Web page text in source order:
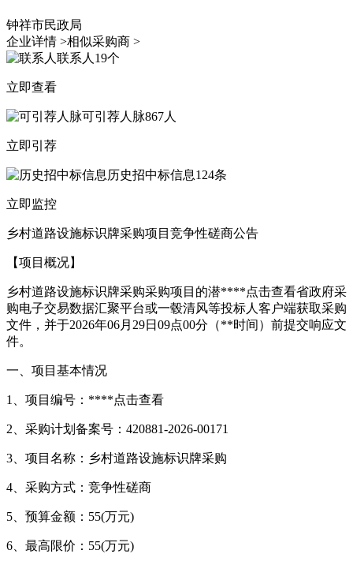
钟祥市民政局
企业详情 >相似采购商 >
联系人 19个
立即查看
可引荐人脉867人
立即引荐
历史招中标信息124条
立即监控
乡村道路设施标识牌采购项目竞争性磋商公告
【项目概况】
乡村道路设施标识牌采购采购项目的潜****点击查看省政府采
购电子交易数据汇聚平台或一毂清风等投标人客户端获取采购
文件，并于2026年06月29日09点00分（**时间）前提交响应文
件。
一、项目基本情况
1、项目编号：****点击查看
2、采购计划备案号：420881-2026-00171
3、项目名称：乡村道路设施标识牌采购
4、采购方式：竞争性磋商
5、预算金额：55(万元)
6、最高限价：55(万元)